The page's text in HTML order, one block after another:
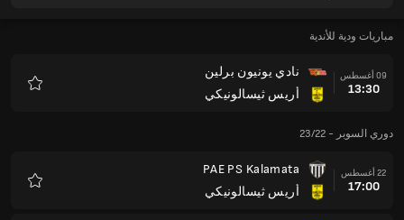
مباريات ودية للأندية
09 أغسطس
13:30
نادي يونيون برلين
أريس ثيسالونيكي
دوري السوبر - 23/22
22 أغسطس
17:00
PAE PS Kalamata
أريس ثيسالونيكي